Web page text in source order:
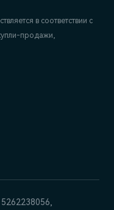
в соответствии с
продажи,